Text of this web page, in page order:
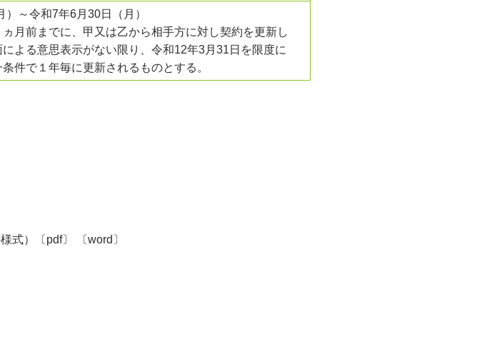
～令和7年6月30日（月）
月前までに、甲又は乙から相手方に対し契約を更新し
よる意思表示がない限り、令和12年3月31日を限度に
件で１年毎に更新されるものとする。
式）〔pdf〕 〔word〕